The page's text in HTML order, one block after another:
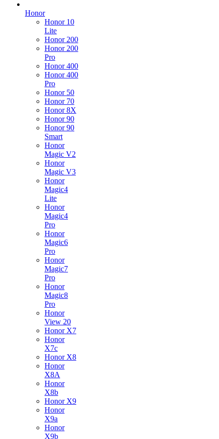
Honor
Honor 10
Lite
Honor 200
Honor 200
Pro
Honor 400
Honor 400
Pro
Honor 50
Honor 70
Honor 8X
Honor 90
Honor 90
Smart
Honor
Magic V2
Honor
Magic V3
Honor
Magic4
Lite
Honor
Magic4
Pro
Honor
Magic6
Pro
Honor
Magic7
Pro
Honor
Magic8
Pro
Honor
View 20
Honor X7
Honor
X7c
Honor X8
Honor
X8A
Honor
X8b
Honor X9
Honor
X9a
Honor
X9b